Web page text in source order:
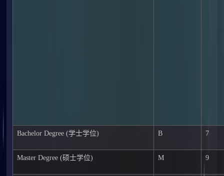
Bachelor Degree (学士学位) B 7
Master Degree (硕士学位) M 9